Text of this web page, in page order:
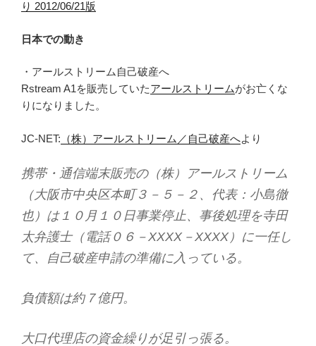
り 2012/06/21版
日本での動き
・アールストリーム自己破産へ
Rstream A1を販売していたアールストリームがお亡くな
りになりました。
JC-NET: （株）アールストリーム／自己破産へより
携帯・通信端末販売の（株）アールストリーム
（大阪市中央区本町３－５－２、代表：小島徹
也）は１０月１０日事業停止、事後処理を寺田
太弁護士（電話０６－XXXX－XXXX）に一任し
て、自己破産申請の準備に入っている。
負債額は約７億円。
大口代理店の資金繰りが足引っ張る。